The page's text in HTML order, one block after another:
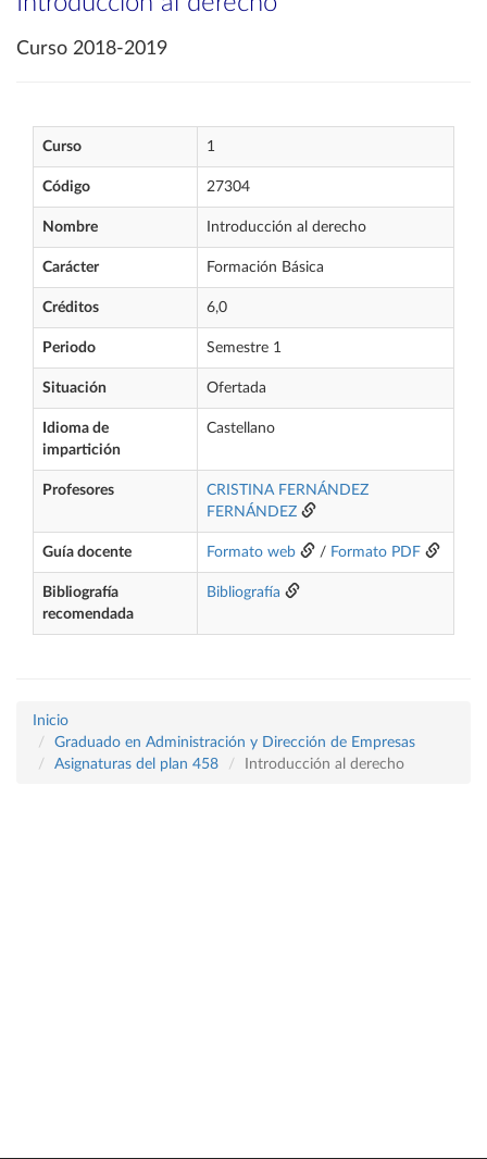
Curso 2018-2019
Curso 1
Código 27304
Nombre Introducción al derecho
Carácter Formación Básica
Créditos 6,0
Periodo Semestre 1
Situación Ofertada
Idioma de
impartición
Castellano
Profesores
CRISTINA FERNÁNDEZ
FERNÁNDEZ
Guía docente Formato web / Formato PDF
Bibliografía
recomendada
Bibliografía
Inicio
Graduado en Administración y Dirección de Empresas
Asignaturas del plan 458
Introducción al derecho